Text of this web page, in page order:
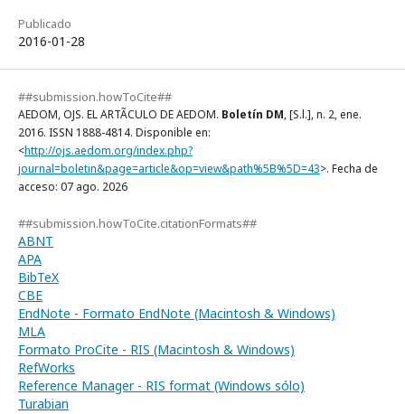
Publicado
2016-01-28
##submission.howToCite##
AEDOM, OJS. EL ARTÃCULO DE AEDOM. Boletín DM, [S.l.], n. 2, ene.
2016. ISSN 1888-4814. Disponible en:
<http://ojs.aedom.org/index.php?
journal=boletin&page=article&op=view&path%5B%5D=43>. Fecha de
acceso: 07 ago. 2026
##submission.howToCite.citationFormats##
ABNT
APA
BibTeX
CBE
EndNote - Formato EndNote (Macintosh & Windows)
MLA
Formato ProCite - RIS (Macintosh & Windows)
RefWorks
Reference Manager - RIS format (Windows sólo)
Turabian